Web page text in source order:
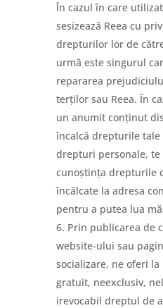
În cazul în care
sesizează Reea cu
drepturilor lor de
urmă este singurul
repararea
terților sau Reea. În
un anumit conținut
încalcă drepturile tale
drepturi personale, te
cunoștința drepturile
încălcate la adresa
pentru a putea lua
Prin publicarea de
website-ului sau
socializare, ne oferi
gratuit, neexclusiv,
irevocabil dreptul de